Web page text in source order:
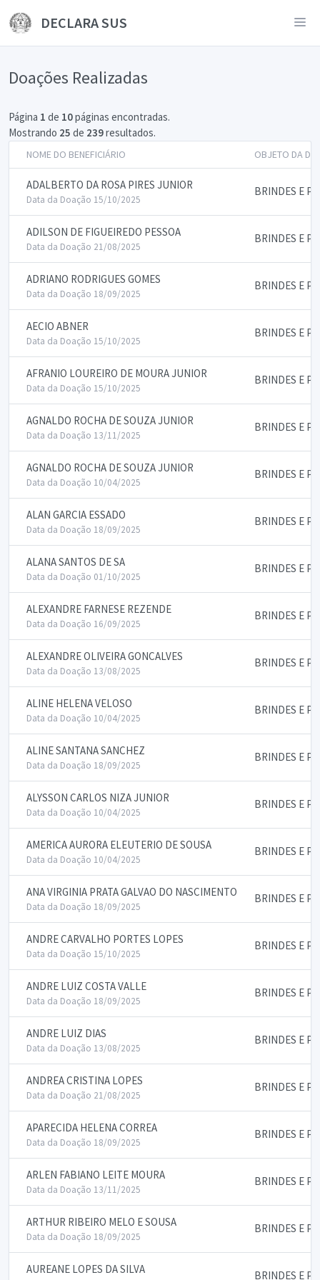
DECLARA SUS
Doações Realizadas
Página 1 de 10páginas encontradas.
Mostrando 25 de 239resultados.
NOME DO BENEFICIÁRIO OBJETO DA
ADALBERTO DA ROSA PIRES JUNIOR
Data da Doação 15/10/2025
BRINDES E
ADILSON DE FIGUEIREDO PESSOA
Data da Doação 21/08/2025
BRINDES E
ADRIANO RODRIGUES GOMES
Data da Doação 18/09/2025
BRINDES E
AECIO ABNER
Data da Doação 15/10/2025
BRINDES E
AFRANIO LOUREIRO DE MOURA JUNIOR
Data da Doação 15/10/2025
BRINDES E
AGNALDO ROCHA DE SOUZA JUNIOR
Data da Doação 13/11/2025
BRINDES E
AGNALDO ROCHA DE SOUZA JUNIOR
Data da Doação 10/04/2025
BRINDES E
ALAN GARCIA ESSADO
Data da Doação 18/09/2025
BRINDES E
ALANA SANTOS DE SA
Data da Doação 01/10/2025
BRINDES E
ALEXANDRE FARNESE REZENDE
Data da Doação 16/09/2025
BRINDES E
ALEXANDRE OLIVEIRA GONCALVES
Data da Doação 13/08/2025
BRINDES E
ALINE HELENA VELOSO
Data da Doação 10/04/2025
BRINDES E
ALINE SANTANA SANCHEZ
Data da Doação 18/09/2025
BRINDES E
ALYSSON CARLOS NIZA JUNIOR
Data da Doação 10/04/2025
BRINDES E
AMERICA AURORA ELEUTERIO DE SOUSA
Data da Doação 10/04/2025
BRINDES E
ANA VIRGINIA PRATA GALVAO DO NASCIMENTO
Data da Doação 18/09/2025
BRINDES E
ANDRE CARVALHO PORTES LOPES
Data da Doação 15/10/2025
BRINDES E
ANDRE LUIZ COSTA VALLE
Data da Doação 18/09/2025
BRINDES E
ANDRE LUIZ DIAS
Data da Doação 13/08/2025
BRINDES E
ANDREA CRISTINA LOPES
Data da Doação 21/08/2025
BRINDES E
APARECIDA HELENA CORREA
Data da Doação 18/09/2025
BRINDES E
ARLEN FABIANO LEITE MOURA
Data da Doação 13/11/2025
BRINDES E
ARTHUR RIBEIRO MELO E SOUSA
Data da Doação 18/09/2025
BRINDES E
AUREANE LOPES DA SILVA BRINDES E